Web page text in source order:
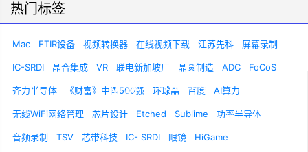
热门标签
Mac FTIR设备 视频转换器 在线视频下载 江苏先科 屏幕录制
IC-SRDI 晶合集成 VR 联电新加坡厂 晶圆制造 ADC FoCoS
齐力半导体 《财富》中国500强 环球晶 百度 AI算力
无线WiFi网络管理 芯片设计 Etched Sublime 功率半导体
音频录制 TSV 芯带科技 IC- SRDI 眼镜 HiGame